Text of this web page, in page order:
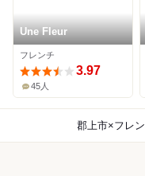
Une Fleur
フレンチ
3.97
45人
郡上市×フレ